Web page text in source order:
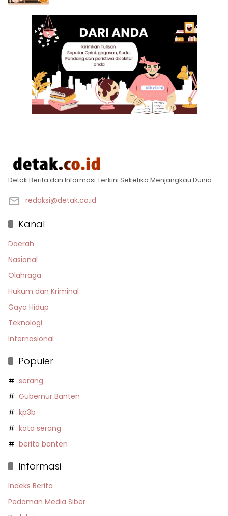
Detak Berita dan Informasi Terkini Seketika Menjangkau Dunia
redaksi@detak.co.id
Kanal
Daerah
Nasional
Olahraga
Hukum dan Kriminal
Gaya Hidup
Teknologi
Internasional
Populer
serang
Gubernur Banten
kp3b
kota serang
berita banten
Informasi
Indeks Berita
Pedoman Media Siber